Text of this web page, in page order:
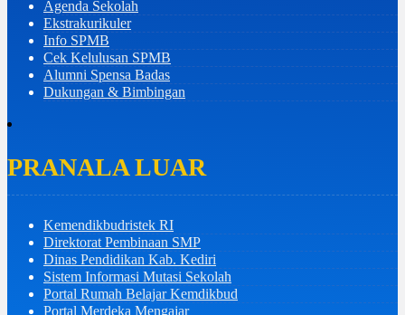
Agenda Sekolah
Ekstrakurikuler
Info SPMB
Cek Kelulusan SPMB
Alumni Spensa Badas
Dukungan & Bimbingan
PRANALA LUAR
Kemendikbudristek RI
Direktorat Pembinaan SMP
Dinas Pendidikan Kab. Kediri
Sistem Informasi Mutasi Sekolah
Portal Rumah Belajar Kemdikbud
Portal Merdeka Mengajar